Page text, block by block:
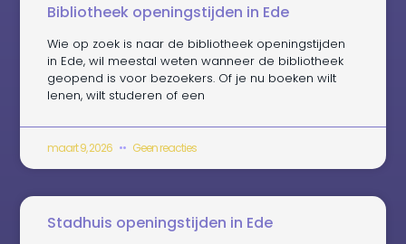
Bibliotheek openingstijden in Ede
Wie op zoek is naar de bibliotheek openingstijden
in Ede, wil meestal weten wanneer de bibliotheek
geopend is voor bezoekers. Of je nu boeken wilt
lenen, wilt studeren of een
maart 9, 2026 Geen reacties
Stadhuis openingstijden in Ede